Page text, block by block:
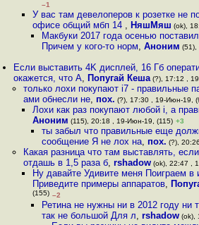
–1
У вас там девелоперов к розетке не
офисе общий мбп 14 , НяшМяш (ok),
Макбуки 2017 года осенью
Причем у кого-то норм,Аноним (51),
Если выставить 4K дисплей, 16 Гб
окажется, что A, Попугай Кеша (?), 17:12 ,
только лохи покупают i7 - правильные
ами обнесли не, пох. (?), 17:30 , 19-Июн-19,
Лохи как раз покупают любой i, а
Аноним (115), 20:18 , 19-Июн-19, (115) +3
ты забыл что правильные еще
сообщение Я не лох на, пох. (?),
Какая разница что там выставлять,
отдашь в 1,5 раза б, rshadow(ok), 22:47 ,
Ну давайте Удивите меня Поиграем в
Приведите примеры аппаратов,
(155) –2
Ретина не нужны ни в 2012 году ни
так не большой Для л,rshadow (ok),